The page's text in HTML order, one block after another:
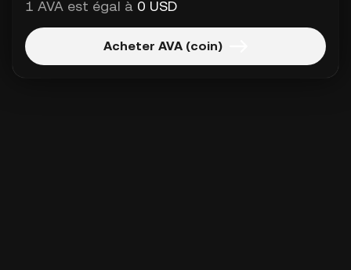
1 AVA est égal à 0 USD
Acheter AVA (coin)